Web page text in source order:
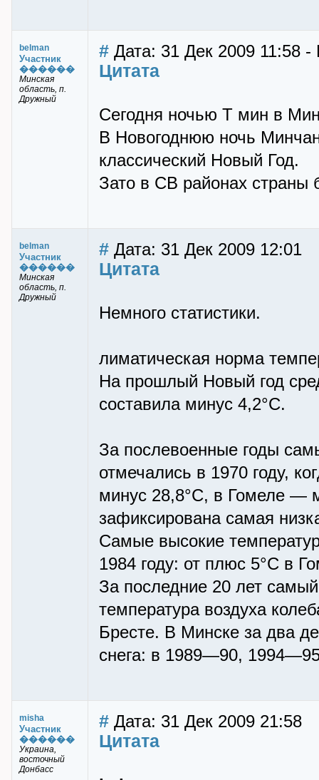
belman
Участник
������
Минская
область, п.
Дружный
# Дата: 31 Дек 2009 11:58
Цитата
Сегодня ночью Т мин в
В Новогоднюю ночь
классический Новый Год.
Зато в СВ районах страны
belman
Участник
������
Минская
область, п.
Дружный
# Дата: 31 Дек 2009 12:01
Цитата
Немного статистики.
лиматическая норма
На прошлый Новый год
составила минус 4,2°С.
За послевоенные годы
отмечались в 1970 году,
минус 28,8°С, в Гомеле —
зафиксирована самая
Самые высокие
1984 году: от плюс 5°С в
За последние 20 лет
температура воздуха
Бресте. В Минске за два
снега: в 1989—90,
misha
Участник
������
Украина,
восточный
Донбасс
# Дата: 31 Дек 2009 21:58
Цитата